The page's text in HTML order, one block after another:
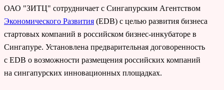
ОАО "ЗИТЦ" сотрудничает с Сингапурским Агентством
Экономического Развития (EDB) с целью развития бизнеса
стартовых компаний в российском бизнес-инкубаторе в
Сингапуре. Установлена предварительная договоренность
с EDВ о возможности размещения российских компаний
на сингапурских инновационных площадках.